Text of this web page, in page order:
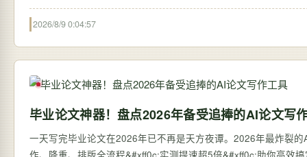
2026/8/9 0:04:57
毕业论文神器！盘点2026年备受追捧的AI论文写
一天写完毕业论文在2026年已不再是天方夜谭。2026年最炸裂